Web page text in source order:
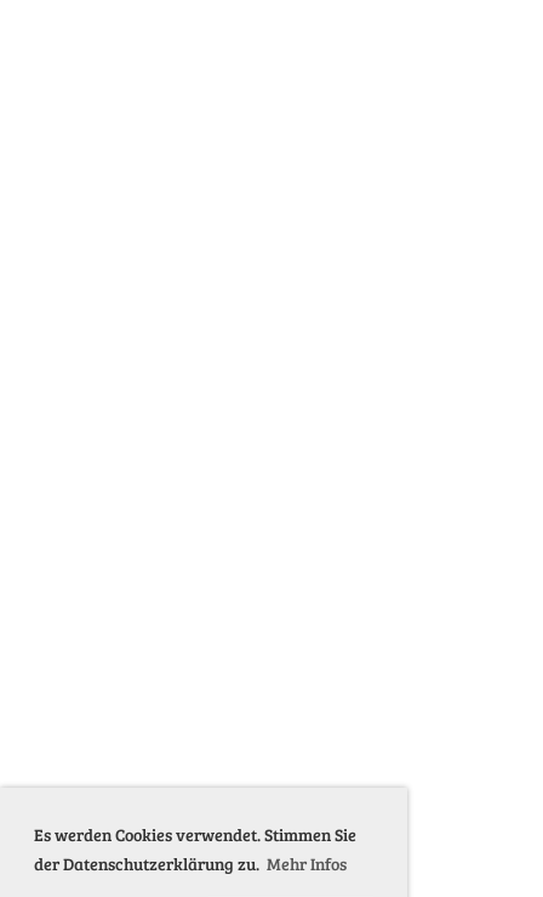
Es werden Cookies verwendet. Stimmen Sie
der Datenschutzerklärung zu. Mehr Infos